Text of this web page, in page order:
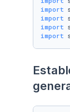
import
import
import
import